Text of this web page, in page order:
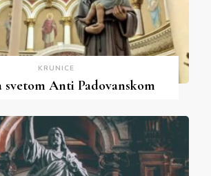
KRUNICE
svetom Anti Padovanskom